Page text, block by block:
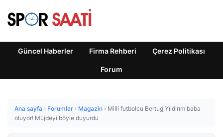
Güncel Haberler Firma Rehberi Çerez Politikası
Forum
Ana sayfa › Forumlar › Magazin › Milli futbolcu Bertuğ Yıldırım baba
oluyor! Müjdeyi böyle duyurdu